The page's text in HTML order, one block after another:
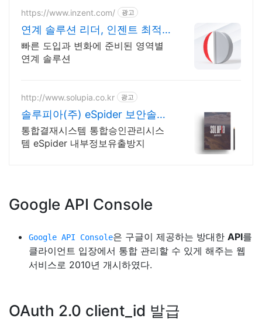
https://www.inzent.com/ 광고
연계 솔루션 리더, 인젠트 최적
의 연계 아키텍처
빠른 도입과 변화에 준비된 영역별
연계 솔루션
http://www.solupia.co.kr 광고
솔루피아(주) eSpider 보안솔루
션, 내부정보유출방지
통합결재시스템 통합승인관리시스
템 eSpider 내부정보유출방지
Google API Console
Google API Console은 구글이 제공하는 방대한 API를
클라이언트 입장에서 통합 관리할 수 있게 해주는 웹
서비스로 2010년 개시하였다.
OAuth 2.0 client_id 발급